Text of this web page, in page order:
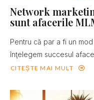
Network
sunt afacerile
Pentru că par a fi un
înţelegem succesul
CITEȘTE MAI MULT